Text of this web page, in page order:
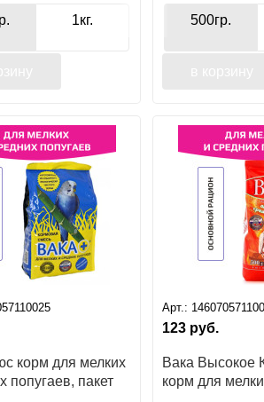
1кг. 500гр.
корм для мелких
попугаев, пакет
Арт.:
123 руб.
Вака Высокое
корм для